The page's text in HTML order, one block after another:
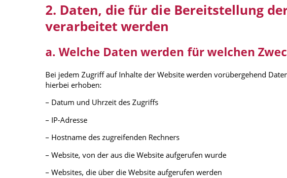
2. Daten, die für die Bereitstellung
verarbeitet werden
a. Welche Daten werden für welchen
Bei jedem Zugriff auf Inhalte der Website werden vorübergehend
hierbei erhoben:
– Datum und Uhrzeit des Zugriffs
– IP-Adresse
– Hostname des zugreifenden Rechners
– Website, von der aus die Website aufgerufen wurde
– Websites, die über die Website aufgerufen werden